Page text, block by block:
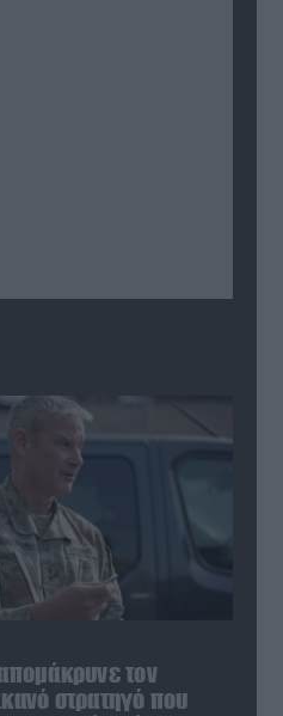
τον
στρατηγό που